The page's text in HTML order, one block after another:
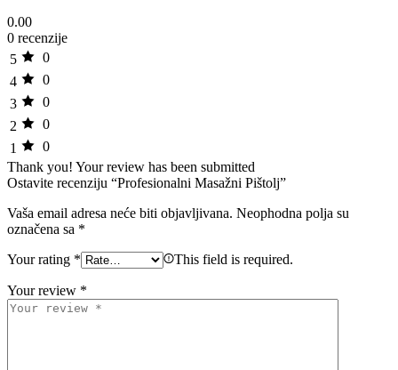
0.00
0 recenzije
5
0
4
0
3
0
2
0
1
0
Thank you! Your review has been submitted
Ostavite recenziju “Profesionalni Masažni Pištolj”
Vaša email adresa neće biti objavljivana. Neophodna polja su
označena sa *
Your rating * This field is required.
Your review *